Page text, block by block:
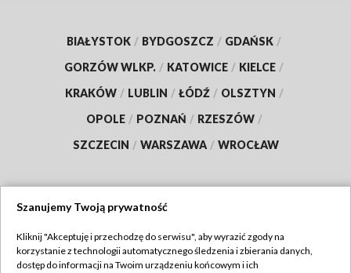
BIAŁYSTOK / BYDGOSZCZ / GDAŃSK /
GORZÓW WLKP. / KATOWICE / KIELCE /
KRAKÓW / LUBLIN / ŁÓDŹ / OLSZTYN /
OPOLE / POZNAŃ / RZESZÓW /
SZCZECIN / WARSZAWA / WROCŁAW
TVP
Szanujemy Twoją prywatność
Kliknij "Akceptuję i przechodzę do serwisu", aby wyrazić zgody na
korzystanie z technologii automatycznego śledzenia i zbierania danych,
dostęp do informacji na Twoim urządzeniu końcowym i ich